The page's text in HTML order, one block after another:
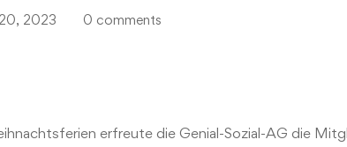
2023 0 comments
erfreute die Genial-Sozial-AG die